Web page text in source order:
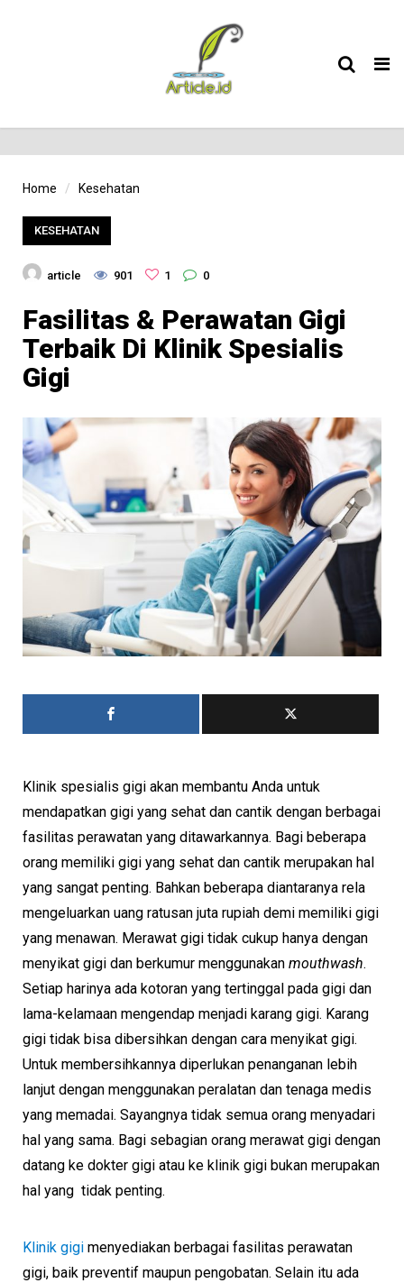
Home Kesehatan
KESEHATAN
article 901 1 0
Fasilitas & Perawatan Gigi
Terbaik Di Klinik Spesialis
Gigi
Klinik spesialis gigi akan membantu Anda untuk
mendapatkan gigi yang sehat dan cantik dengan berbagai
fasilitas perawatan yang ditawarkannya. Bagi beberapa
orang memiliki gigi yang sehat dan cantik merupakan hal
yang sangat penting. Bahkan beberapa diantaranya rela
mengeluarkan uang ratusan juta rupiah demi memiliki gigi
yang menawan. Merawat gigi tidak cukup hanya dengan
menyikat gigi dan berkumur menggunakan mouthwash.
Setiap harinya ada kotoran yang tertinggal pada gigi dan
lama-kelamaan mengendap menjadi karang gigi. Karang
gigi tidak bisa dibersihkan dengan cara menyikat gigi.
Untuk membersihkannya diperlukan penanganan lebih
lanjut dengan menggunakan peralatan dan tenaga medis
yang memadai. Sayangnya tidak semua orang menyadari
hal yang sama. Bagi sebagian orang merawat gigi dengan
datang ke dokter gigi atau ke klinik gigi bukan merupakan
hal yang tidak penting.
Klinik gigi menyediakan berbagai fasilitas perawatan
gigi, baik preventif maupun pengobatan. Selain itu ada